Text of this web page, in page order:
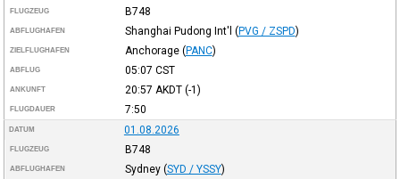
FLUGZEUG B748
ABFLUGHAFEN Shanghai Pudong Int'l (PVG / ZSPD)
ZIELFLUGHAFEN Anchorage (PANC)
ABFLUG 05:07 CST
ANKUNFT 20:57 AKDT(-1)
FLUGDAUER 7:50
DATUM 01.08.2026
FLUGZEUG B748
ABFLUGHAFEN Sydney (SYD / YSSY)